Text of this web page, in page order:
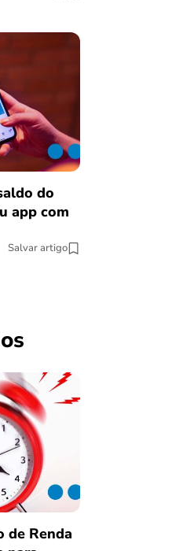
do
app com
Salvar artigo
de Renda